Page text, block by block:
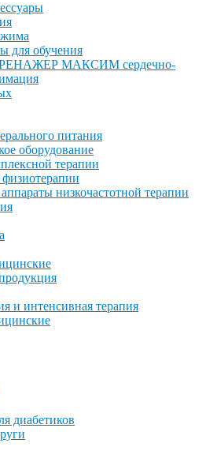
для обучения
МАКСИМ сердечно-
питания
оборудование
терапии
низкочастотной терапии
и интенсивная терапия
диабетиков